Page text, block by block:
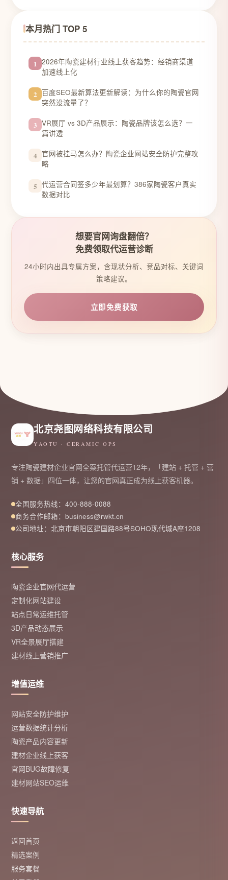
本月热门 TOP 5
1 2026年陶瓷建材行业线上获客趋势：经销商渠道
加速线上化
2 百度SEO最新算法更新解读：为什么你的陶瓷官网
突然没流量了？
3 VR展厅 vs 3D产品展示：陶瓷品牌该怎么选？一
篇讲透
4 官网被挂马怎么办？陶瓷企业网站安全防护完整攻
略
5 代运营合同签多少年最划算？386家陶瓷客户真实
数据对比
想要官网询盘翻倍？
免费领取代运营诊断
24小时内出具专属方案，含现状分析、竞品对标、关键词
策略建议。
立即免费获取
北京尧图网络科技有限公司
YAOTU · CERAMIC OPS
专注陶瓷建材企业官网全案托管代运营12年，「建站 + 托管 + 营
销 + 数据」四位一体，让您的官网真正成为线上获客机器。
全国服务热线：400-888-0088
商务合作邮箱：business@rwkt.cn
公司地址：北京市朝阳区建国路88号SOHO现代城A座1208
核心服务
陶瓷企业官网代运营
定制化网站建设
站点日常运维托管
3D产品动态展示
VR全景展厅搭建
建材线上营销推广
增值运维
网站安全防护维护
运营数据统计分析
陶瓷产品内容更新
建材企业线上获客
官网BUG故障修复
建材网站SEO运维
快速导航
返回首页
精选案例
服务套餐